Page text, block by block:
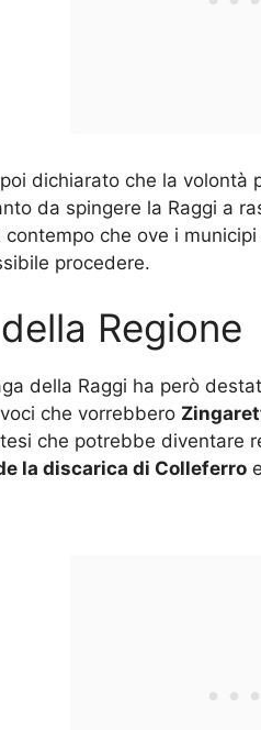
dichiarato che la volontà
da spingere la Raggi a
che ove i
procedere.
Regione
della Raggi ha però
che vorrebbero
che potrebbe diventare
la discarica di Colleferro